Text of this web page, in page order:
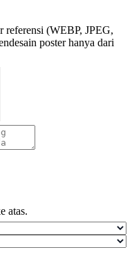
referensi (WEBP, JPEG,
poster hanya dari
atas.